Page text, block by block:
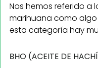
Nos hemos referido a
marihuana como
esta categoría hay
BHO (ACEITE DE